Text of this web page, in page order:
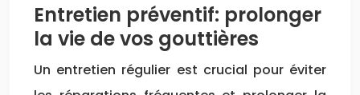
Entretien préventif: prolonger
la vie de vos gouttières
Un entretien régulier est crucial pour éviter